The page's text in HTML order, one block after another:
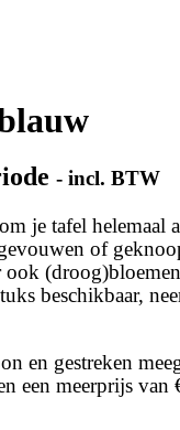
- incl. BTW
je tafel helemaal
of
beschikbaar,
en gestreken
een meerprijs